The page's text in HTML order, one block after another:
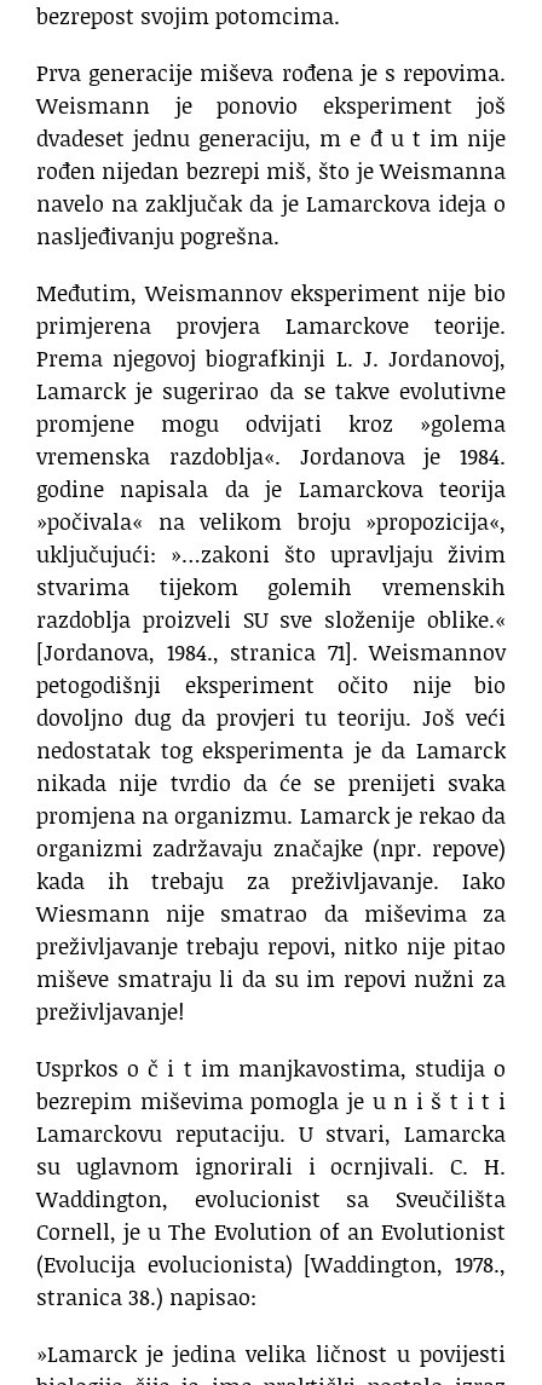
bezrepost svojim potomcima.
Prva generacije miševa rođena je s repovima.
Weismann je ponovio eksperiment još
dvadeset jednu generaciju, m e đ u t im nije
rođen nijedan bezrepi miš, što je Weismanna
navelo na zaključak da je Lamarckova ideja o
nasljeđivanju pogrešna.
Međutim, Weismannov eksperiment nije bio
primjerena provjera Lamarckove teorije.
Prema njegovoj biografkinji L. J. Jordanovoj,
Lamarck je sugerirao da se takve evolutivne
promjene mogu odvijati kroz »golema
vremenska razdoblja«. Jordanova je 1984.
godine napisala da je Lamarckova teorija
»počivala« na velikom broju »propozicija«,
uključujući: »…zakoni što upravljaju živim
stvarima tijekom golemih vremenskih
razdoblja proizveli SU sve složenije oblike.«
[Jordanova, 1984., stranica 71]. Weismannov
petogodišnji eksperiment očito nije bio
dovoljno dug da provjeri tu teoriju. Još veći
nedostatak tog eksperimenta je da Lamarck
nikada nije tvrdio da će se prenijeti svaka
promjena na organizmu. Lamarck je rekao da
organizmi zadržavaju značajke (npr. repove)
kada ih trebaju za preživljavanje. Iako
Wiesmann nije smatrao da miševima za
preživljavanje trebaju repovi, nitko nije pitao
miševe smatraju li da su im repovi nužni za
preživljavanje!
Usprkos o č i t im manjkavostima, studija o
bezrepim miševima pomogla je u n i š t i t i
Lamarckovu reputaciju. U stvari, Lamarcka
su uglavnom ignorirali i ocrnjivali. C. H.
Waddington, evolucionist sa Sveučilišta
Cornell, je u The Evolution of an Evolutionist
(Evolucija evolucionista) [Waddington, 1978.,
stranica 38.) napisao:
»Lamarck je jedina velika ličnost u povijesti